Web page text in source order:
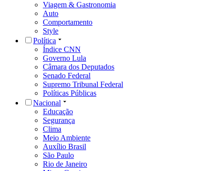
Viagem & Gastronomia
Auto
Comportamento
Style
Política
Índice CNN
Governo Lula
Câmara dos Deputados
Senado Federal
Supremo Tribunal Federal
Políticas Públicas
Nacional
Educação
Segurança
Clima
Meio Ambiente
Auxílio Brasil
São Paulo
Rio de Janeiro